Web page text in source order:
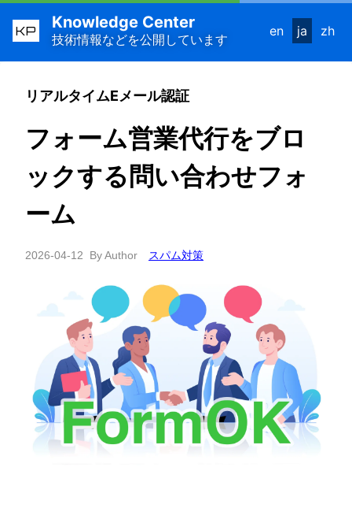
KP Knowledge Center
技術情報などを公開しています
en ja zh
リアルタイムEメール認証
フォーム営業代行をブロ
ックする問い合わせフォ
ーム
2026-04-12 By Author スパム対策